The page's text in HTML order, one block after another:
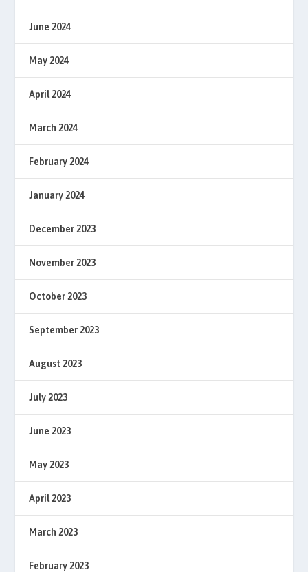
June 2024
May 2024
April 2024
March 2024
February 2024
January 2024
December 2023
November 2023
October 2023
September 2023
August 2023
July 2023
June 2023
May 2023
April 2023
March 2023
February 2023